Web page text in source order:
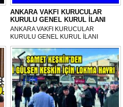
ANKARA VAKFI KURUCULAR
KURULU GENEL KURUL İLANI
ANKARA VAKFI KURUCULAR
KURULU GENEL KURUL İLANI